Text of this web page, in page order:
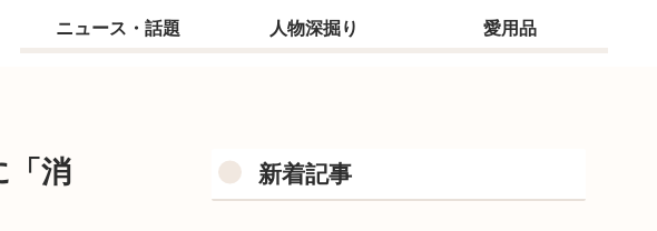
ニュース・話題 人物深掘り 愛用品
「消
新着記事